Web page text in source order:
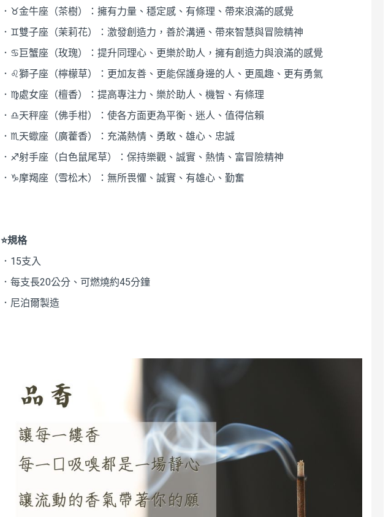
．♉金牛座（茶樹）：擁有力量、穩定感、有條理、帶來浪滿的感覺
．♊雙子座（茉莉花）：激發創造力，善於溝通、帶來智慧與冒險精神
．♋巨蟹座（玫瑰）：提升同理心、更樂於助人，擁有創造力與浪滿的感覺
．♌獅子座（檸檬草）：更加友善、更能保護身邊的人、更風趣、更有勇氣
．♍處女座（檀香）：提高專注力、樂於助人、機智、有條理
．♎天秤座（佛手柑）：使各方面更為平衡、迷人、值得信賴
．♏天蠍座（廣藿香）：充滿熱情、勇敢、雄心、忠誠
．♐射手座（白色鼠尾草）：保持樂觀、誠實、熱情、富冒險精神
．♑摩羯座（雪松木）：無所畏懼、誠實、有雄心、勤奮
⭐規格
．15支入
．每支長20公分、可燃燒約45分鐘
．尼泊爾製造